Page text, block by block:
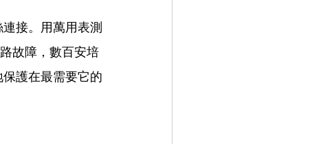
接。用萬用表測
故障，數百安培
護在最需要它的